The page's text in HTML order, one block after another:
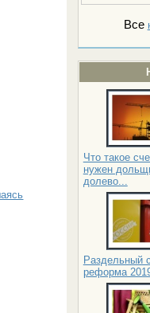
Все
Что такое
нужен
долево...
Раздельный
реформа